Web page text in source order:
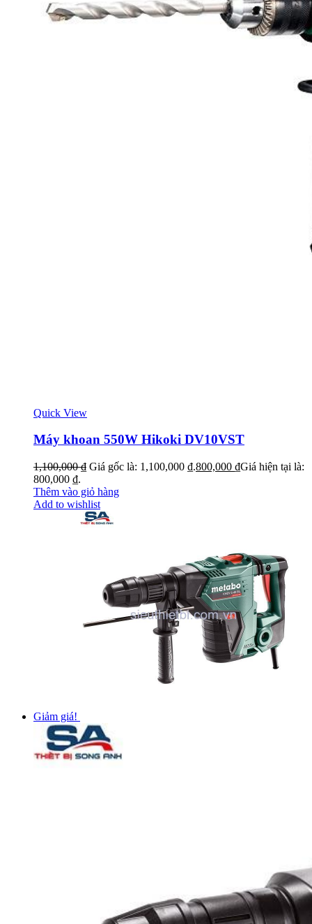
Quick View
Máy khoan 550W Hikoki DV10VST
1,100,000₫ Giá gốc là: 1,100,000 ₫.800,000 ₫Giá hiện tại là:
800,000 ₫.
Thêm vào giỏ hàng
Add to wishlist
Giảm giá!